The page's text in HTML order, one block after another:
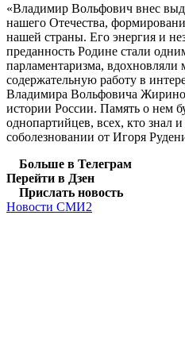
«Владимир Вольфович внес
нашего Отечества,
нашей страны. Его энергия и
преданность Родине стали
парламентаризма, вдохновляли
содержательную работу в
Владимира Вольфовича
истории России. Память о нем
однопартийцев, всех, кто знал
соболезновании от Игоря
Больше в Телеграм
Перейти в Дзен
Прислать новость
Новости СМИ2